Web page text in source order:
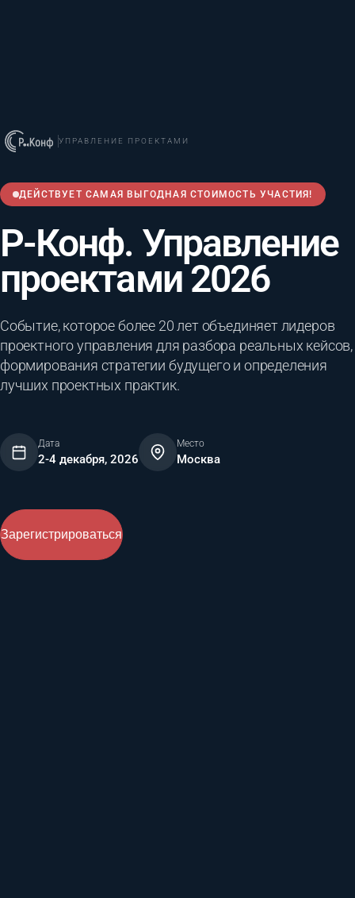
УПРАВЛЕНИЕ ПРОЕКТАМИ
ДЕЙСТВУЕТ САМАЯ ВЫГОДНАЯ СТОИМОСТЬ УЧАСТИЯ!
Р-Конф. Управление
проектами 2026
Событие, которое более 20 лет объединяет лидеров
проектного управления для разбора реальных кейсов,
формирования стратегии будущего и определения
лучших проектных практик.
Дата
2-4 декабря, 2026
Место
Москва
Зарегистрироваться